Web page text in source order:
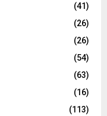
(41)
(26)
(26)
(54)
(63)
(16)
(113)